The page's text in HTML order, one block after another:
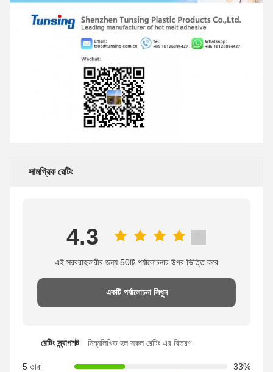
সামগ্রিক রেটিং
4.3
এই সরবরাহকারীর জন্য 50টি পর্যালোচনার উপর ভিত্তি করে
একটি পর্যালোচনা লিখুন
রেটিং স্ন্যাপশট নিম্নলিখিত হল সকল রেটিং এর বিতরণ
5 তারা
33%